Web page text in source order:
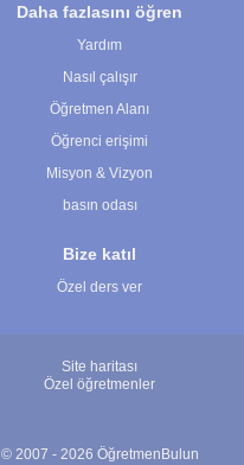
Daha fazlasını öğren
Yardım
Nasıl çalışır
Öğretmen Alanı
Öğrenci erişimi
Misyon & Vizyon
basın odası
Bize katıl
Özel ders ver
Site haritası
Özel öğretmenler
© 2007 - 2026 ÖğretmenBulun